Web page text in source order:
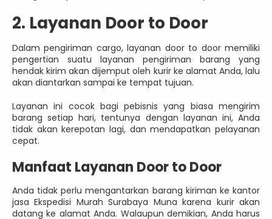
2. Layanan Door to Door
Dalam pengiriman cargo, layanan door to door memiliki
pengertian suatu layanan pengiriman barang yang
hendak kirim akan dijemput oleh kurir ke alamat Anda, lalu
akan diantarkan sampai ke tempat tujuan.
Layanan ini cocok bagi pebisnis yang biasa mengirim
barang setiap hari, tentunya dengan layanan ini, Anda
tidak akan kerepotan lagi, dan mendapatkan pelayanan
cepat.
Manfaat Layanan Door to Door
Anda tidak perlu mengantarkan barang kiriman ke kantor
jasa Ekspedisi Murah Surabaya Muna karena kurir akan
datang ke alamat Anda. Walaupun demikian, Anda harus